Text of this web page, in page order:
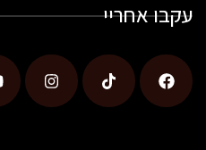
עקבו אחריי